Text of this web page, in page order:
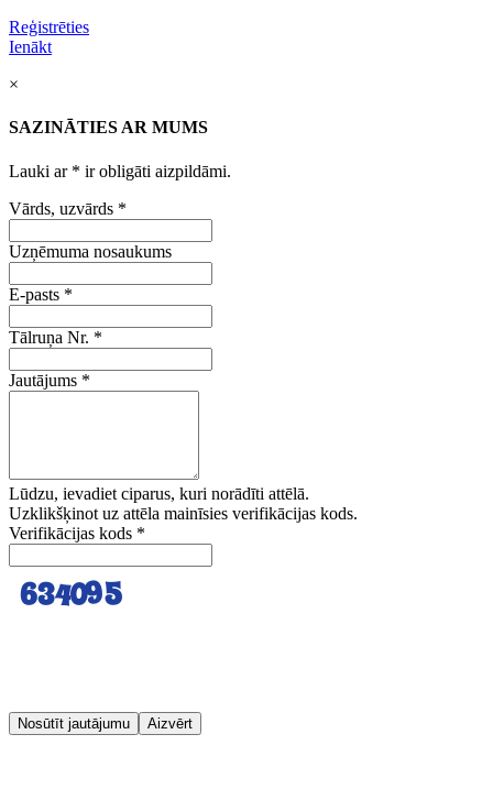
Reģistrēties
Ienākt
×
SAZINĀTIES AR MUMS
Lauki ar * ir obligāti aizpildāmi.
Vārds, uzvārds *
Uzņēmuma nosaukums
E-pasts *
Tālruņa Nr. *
Jautājums *
Lūdzu, ievadiet ciparus, kuri norādīti attēlā.
Uzklikšķinot uz attēla mainīsies verifikācijas kods.
Verifikācijas kods *
Nosūtīt jautājumu Aizvērt